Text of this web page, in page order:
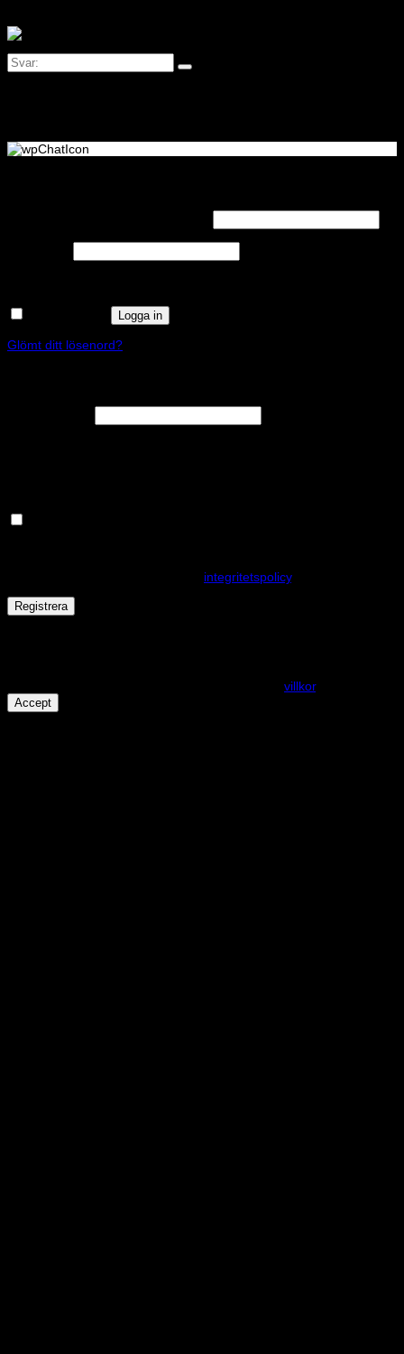
Logga in
Glömt ditt lösenord?
integritetspolicy.
Registrera
villkor.
Accept